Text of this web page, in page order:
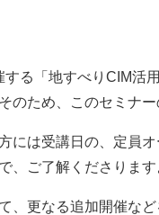
10
る「地すべりCIM活
のため、このセミナー
には受講日の、定員
、ご了解くださります
、更なる追加開催など